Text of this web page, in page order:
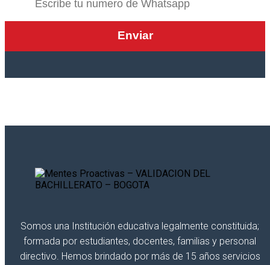
Somos una Institución educativa legalmente constituida;
formada por estudiantes, docentes, familias y personal
directivo. Hemos brindado por más de 15 años servicios